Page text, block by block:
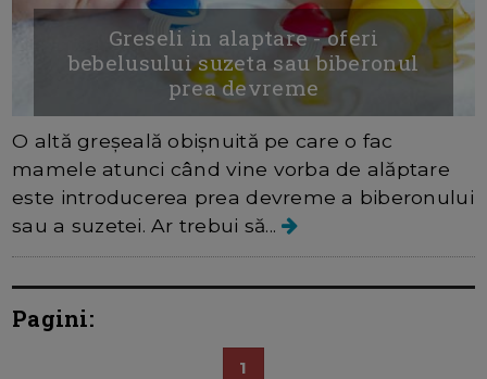
Greseli in alaptare - oferi
bebelusului suzeta sau biberonul
prea devreme
O altă greșeală obișnuită pe care o fac
mamele atunci când vine vorba de alăptare
este introducerea prea devreme a biberonului
sau a suzetei. Ar trebui să...
Pagini:
1